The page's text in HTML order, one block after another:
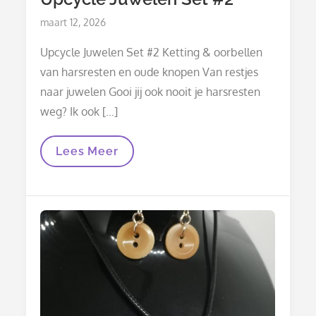
Posted
maart 12, 2026
Upcycle Juwelen Set #2 Ketting & oorbellen
van harsresten en oude knopen Van restjes
naar juwelen Gooi jij ook nooit je harsresten
weg? Ik ook […]
Upcycle
Lees Meer